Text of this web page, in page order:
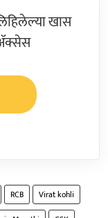
खास
RCB
Virat kohli